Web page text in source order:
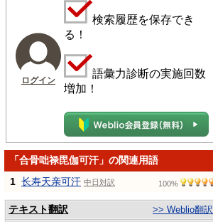
ログイン
検索履歴を保存でき
る！
語彙力診断の実施回数
増加！
「合骨咄禄毘伽可汗」の関連用語
1 长寿天亲可汗 中日対訳 100%
テキスト翻訳 >> Weblio翻訳